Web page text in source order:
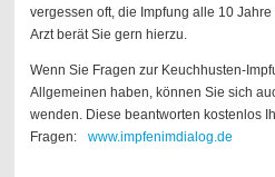
vergessen oft, die Impfung alle 10
Arzt berät Sie gern hierzu.
Wenn Sie Fragen zur Keuchhusten-
Allgemeinen haben, können Sie sich
wenden. Diese beantworten kostenlos
Fragen:
www.impfenimdialog.de